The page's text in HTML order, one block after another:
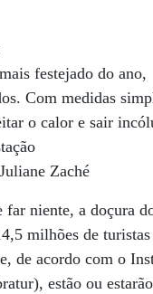
festejado do ano,
Com medidas
o calor e sair
Zaché
far niente, a doçura
milhões de
de acordo com o
estão ou